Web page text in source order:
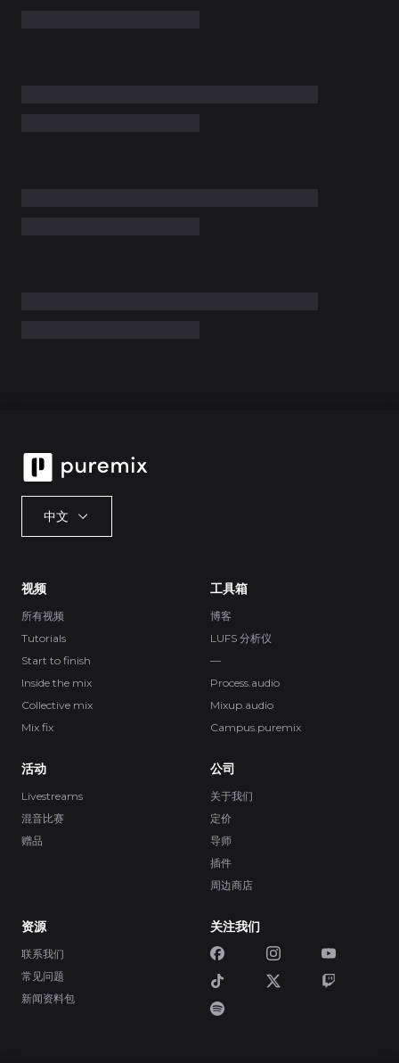
中文
视频
所有视频
Tutorials
Start to finish
Inside the mix
Collective mix
Mix fix
工具箱
博客
LUFS 分析仪
—
Process.audio
Mixup.audio
Campus.puremix
活动
Livestreams
混音比赛
赠品
公司
关于我们
定价
导师
插件
周边商店
资源
联系我们
常见问题
新闻资料包
关注我们